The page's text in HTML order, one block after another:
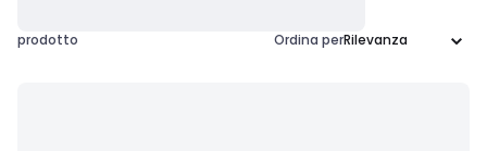
prodotto Ordina per